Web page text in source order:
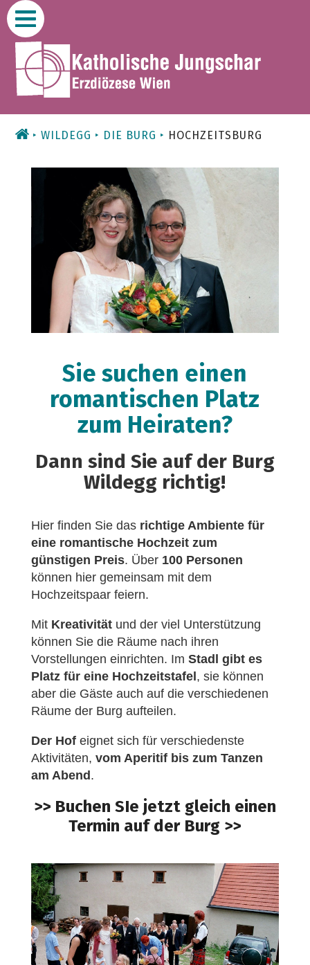
Zum
Inhalt
WILDEGG DIE BURG HOCHZEITSBURG
Sie suchen einen
romantischen Platz
zum Heiraten?
Dann sind Sie auf der Burg
Wildegg richtig!
Hier finden Sie das richtige Ambiente für
eine romantische Hochzeit zum
günstigen Preis. Über 100 Personen
können hier gemeinsam mit dem
Hochzeitspaar feiern.
Mit Kreativität und der viel Unterstützung
können Sie die Räume nach ihren
Vorstellungen einrichten. Im Stadl gibt es
Platz für eine Hochzeitstafel , sie können
aber die Gäste auch auf die verschiedenen
Räume der Burg aufteilen.
Der Hof eignet sich für verschiedenste
Aktivitäten, vom Aperitif bis zum Tanzen
am Abend .
>> Buchen SIe jetzt gleich einen
Termin auf der Burg >>